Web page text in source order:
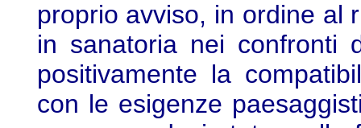
proprio avviso, in ordine al
in sanatoria nei confronti
positivamente la
con le esigenze